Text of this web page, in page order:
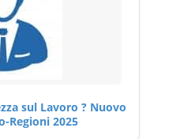
sul Lavoro ? Nuovo
Regioni 2025